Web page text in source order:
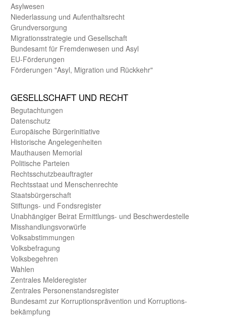
Asyl­wesen
Nieder­lassung und Aufent­halts­recht
Grund­versorgung
Migrations­strategie und Gesell­schaft
Bundes­amt für Fremden­wesen und Asyl
EU-Förde­rungen
Förderungen "Asyl, Migration und Rückkehr"
GE­SELL­SCHAFT UND RECHT
Begut­achtungen
Daten­schutz
Europäische Bürger­initiative
Historische Angelegen­heiten
Mauthausen Memorial
Politische Parteien
Rechts­schutz­beauftragter
Rechts­staat und Menschen­rechte
Staats­bürger­schaft
Stiftungs- und Fonds­register
Unab­hängiger Beirat Ermittlungs- und Beschwerde­stelle
Misshandlungs­vorwürfe
Volks­abstimmungen
Volks­befragung
Volks­begehren
Wahlen
Zentrales Melde­register
Zentrales Personen­stands­register
Bundes­amt zur Korrup­tions­prävention und Korrup­tions­
bekämpfung